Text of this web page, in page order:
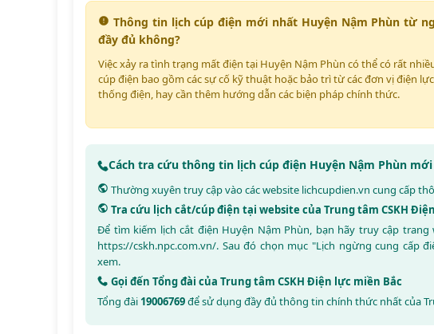
Thông tin lịch cúp điện mới nhất Huyện Nậm Phùn từ
đầy đủ không?
Việc xảy ra tình trạng mất điện tại Huyện Nậm Phùn có thể có rất
cúp điện bao gồm các sự cố kỹ thuật hoặc bảo trì từ các đơn vị điện
thống điện, hay cần thêm hướng dẫn các biện pháp chính thức.
Cách tra cứu thông tin lịch cúp điện Huyện Nậm Phùn
Thường xuyên truy cập vào các website lichcupdien.vn cung cấp
Tra cứu lịch cắt/cúp điện tại website của Trung tâm CSKH
Để tìm kiếm lịch cắt điện Huyện Nậm Phùn, bạn hãy truy cập trang
https://cskh.npc.com.vn/. Sau đó chọn mục "Lịch ngừng cung cấp
xem.
Gọi đến Tổng đài của Trung tâm CSKH Điện lực miền Bắc
Tổng đài 19006769để sử dụng đầy đủ thông tin chính thức nhất của